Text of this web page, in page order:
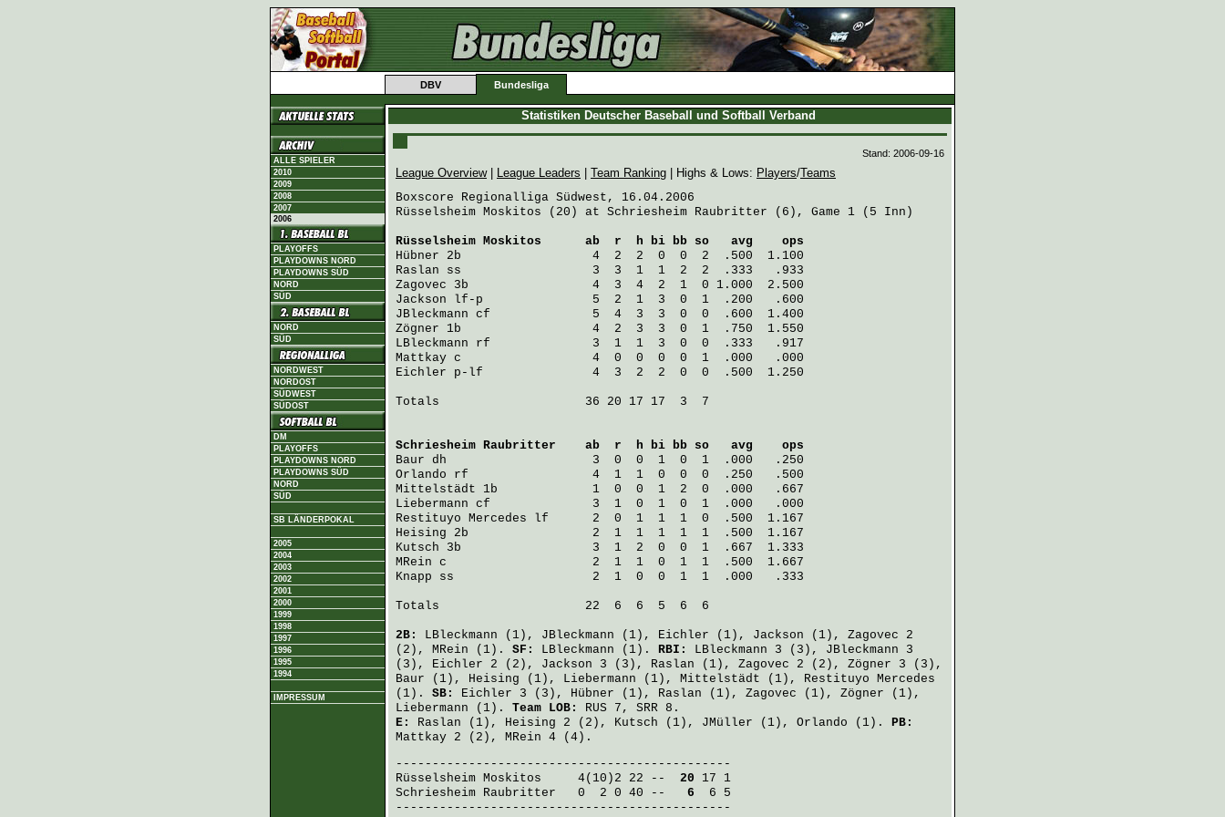
DBV Bundesliga
ALLE SPIELER
2010
2009
2008
2007
2006
PLAYOFFS
PLAYDOWNS NORD
PLAYDOWNS SÜD
NORD
SÜD
NORD
SÜD
NORDWEST
NORDOST
SÜDWEST
SÜDOST
DM
PLAYOFFS
PLAYDOWNS NORD
PLAYDOWNS SÜD
NORD
SÜD
SB LÄNDERPOKAL
2005
2004
2003
2002
2001
2000
1999
1998
1997
1996
1995
1994
IMPRESSUM
Statistiken Deutscher Baseball und Softball Verband
Stand: 2006-09-16
League Overview| League Leaders Team Ranking | Highs & Lows: Players/Teams
Boxscore Regionalliga Südwest, 16.04.2006
Rüsselsheim Moskitos (20) at Schriesheim Raubritter (6), Game 1 (5 Inn)
Rüsselsheim Moskitos
      ab  r  h bi bb so   avg    ops
Hübner 2b                  4  2  2  0  0  2  .500  1.100
Raslan ss                  3  3  1  1  2  2  .333   .933
Zagovec 3b                 4  3  4  2  1  0 1.000  2.500
Jackson lf-p               5  2  1  3  0  1  .200   .600
JBleckmann cf              5  4  3  3  0  0  .600  1.400
Zögner 1b                  4  2  3  3  0  1  .750  1.550
LBleckmann rf              3  1  1  3  0  0  .333   .917
Mattkay c                  4  0  0  0  0  1  .000   .000
Eichler p-lf               4  3  2  2  0  0  .500  1.250
Totals                    36 20 17 17  3  7
Schriesheim Raubritter
    ab  r  h bi bb so   avg    ops
Baur dh                    3  0  0  1  0  1  .000   .250
Orlando rf                 4  1  1  0  0  0  .250   .500
Mittelstädt 1b             1  0  0  1  2  0  .000   .667
Liebermann cf              3  1  0  1  0  1  .000   .000
Restituyo Mercedes lf      2  0  1  1  1  0  .500  1.167
Heising 2b                 2  1  1  1  1  1  .500  1.167
Kutsch 3b                  3  1  2  0  0  1  .667  1.333
MRein c                    2  1  1  0  1  1  .500  1.667
Knapp ss                   2  1  0  0  1  1  .000   .333
Totals                    22  6  6  5  6  6
2B: LBleckmann (1), JBleckmann (1), Eichler (1), Jackson (1), Zagovec 2
(2), MRein (1). SF: LBleckmann (1). RBI: LBleckmann 3 (3), JBleckmann 3
(3), Eichler 2 (2), Jackson 3 (3), Raslan (1), Zagovec 2 (2), Zögner 3 (3),
Baur (1), Heising (1), Liebermann (1), Mittelstädt (1), Restituyo Mercedes
(1). SB: Eichler 3 (3), Hübner (1), Raslan (1), Zagovec (1), Zögner (1),
Liebermann (1). Team LOB:
RUS 7, SRR 8.
E: Raslan (1), Heising 2 (2), Kutsch (1), JMüller (1), Orlando (1). PB:
Mattkay 2 (2), MRein 4 (4).
Rüsselsheim Moskitos
     4(10)2 22 --
20
Schriesheim Raubritter
   0  2 0 40 --
  6
  6 5
----------------------------------------------